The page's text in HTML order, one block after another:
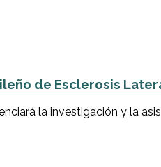
de Esclerosis
la investigación y la